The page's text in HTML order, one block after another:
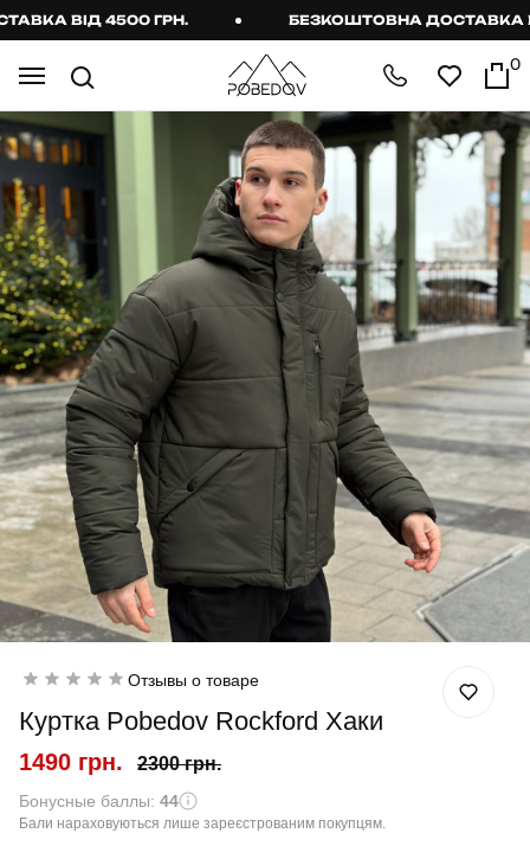
ВІД 4500 ГРН. БЕЗКОШТОВНА ДОСТАВКА ВІД
0
Отзывы о товаре
Куртка Pobedov Rockford Хаки
1490 грн. 2300 грн.
Бонусные баллы: 44
Бали нараховуються лише зареєстрованим покупцям.